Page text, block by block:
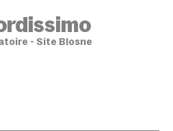
- Site Blosne